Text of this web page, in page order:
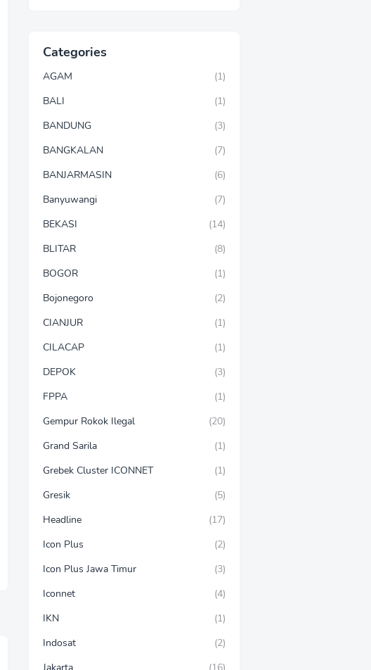
Categories
AGAM
(1)
BALI
(1)
BANDUNG
(3)
BANGKALAN
(7)
BANJARMASIN
(6)
Banyuwangi
(7)
BEKASI
(14)
BLITAR
(8)
BOGOR
(1)
Bojonegoro
(2)
CIANJUR
(1)
CILACAP
(1)
DEPOK
(3)
FPPA
(1)
Gempur Rokok Ilegal
(20)
Grand Sarila
(1)
Grebek Cluster ICONNET
(1)
Gresik
(5)
Headline
(17)
Icon Plus
(2)
Icon Plus Jawa Timur
(3)
Iconnet
(4)
IKN
(1)
Indosat
(2)